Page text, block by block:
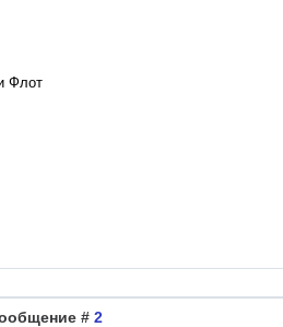
Флот
# 2